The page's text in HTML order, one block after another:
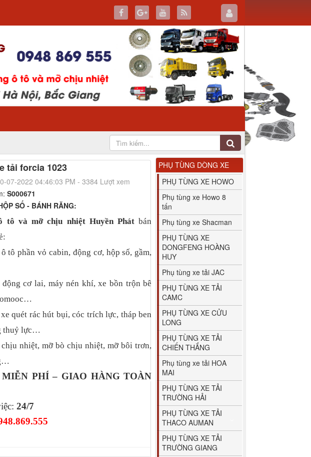
tải forcia 1023
07-2022 04:46:03 PM - 3384 Lượt xem
S000671
SỐ - BÁNH RĂNG:
tô và mỡ chịu nhiệt Huyền Phátbán
tô phần vỏ cabin, động cơ, hộp số, gầm,
động cơ lai, máy nén khí, xe bồn trộn bê
quét rác hút bụi, cóc trích lực, tháp ben
thuỷ lực…
nhiệt, mỡ bò chịu nhiệt, mỡ bôi trơn,
PHÍ – GIAO HÀNG TOÀN
24/7
PHỤ TÙNG DÒNG XE
PHỤ TÙNG XE HOWO
Phụ tùng xe Howo 8
tấn
Phụ tùng xe Shacman
PHỤ TÙNG XE
DONGFENG HOÀNG
HUY
Phụ tùng xe tải JAC
PHỤ TÙNG XE TẢI
CAMC
PHỤ TÙNG XE CỬU
LONG
PHỤ TÙNG XE TẢI
CHIẾN THẮNG
Phụ tùng xe tải HOA
MAI
PHỤ TÙNG XE TẢI
TRƯỜNG HẢI
PHỤ TÙNG XE TẢI
THACO AUMAN
PHỤ TÙNG XE TẢI
TRƯỜNG GIANG